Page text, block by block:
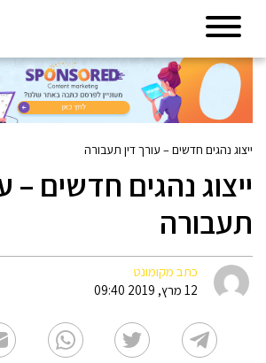
ייצוג נהגים חדשים – עורך דין תעבורה
ייצוג נהגים חדשים –
תעבורה
כתב מקומונט
12 מרץ, 2019 09:40